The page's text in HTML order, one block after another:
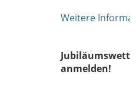
Weitere
anmelden!